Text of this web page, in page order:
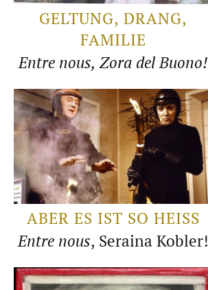
GELTUNG, DRANG,
FAMILIE
Entre nous, Zora del Buono!
ABER ES IST SO HEISS
Entre nous, Seraina Kobler!